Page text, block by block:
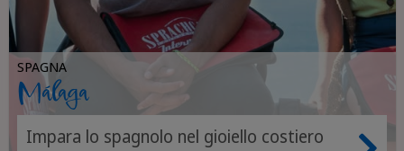
SPAGNA
Málaga
Impara lo spagnolo nel gioiello costiero